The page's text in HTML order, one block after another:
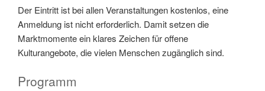
Der Eintritt ist bei allen Veranstaltungen kostenlos, eine
Anmeldung ist nicht erforderlich. Damit setzen die
Marktmomente ein klares Zeichen für offene
Kulturangebote, die vielen Menschen zugänglich sind.
Programm